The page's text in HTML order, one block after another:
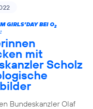
GIRLS’DAY BEI O2
mit
Scholz
Bundeskanzler Olaf